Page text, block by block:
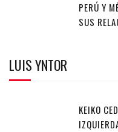
PERÚ Y
SUS
LUIS YNTOR
KEIKO